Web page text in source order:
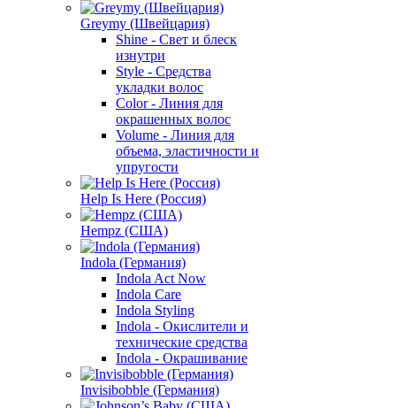
Greymy (Швейцария)
Shine - Свет и блеск
изнутри
Style - Средства
укладки волос
Color - Линия для
окрашенных волос
Volume - Линия для
объема, эластичности и
упругости
Help Is Here (Россия)
Hempz (США)
Indola (Германия)
Indola Act Now
Indola Care
Indola Styling
Indola - Окислители и
технические средства
Indola - Окрашивание
Invisibobble (Германия)